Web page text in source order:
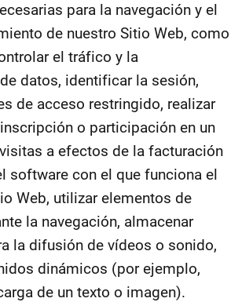
para la navegación y el
de nuestro Sitio Web, como
el tráfico y la
datos, identificar la sesión,
de acceso restringido, realizar
o participación en un
a efectos de la facturación
software con el que funciona el
Web, utilizar elementos de
la navegación, almacenar
la difusión de vídeos o sonido,
dinámicos (por ejemplo,
de un texto o imagen).